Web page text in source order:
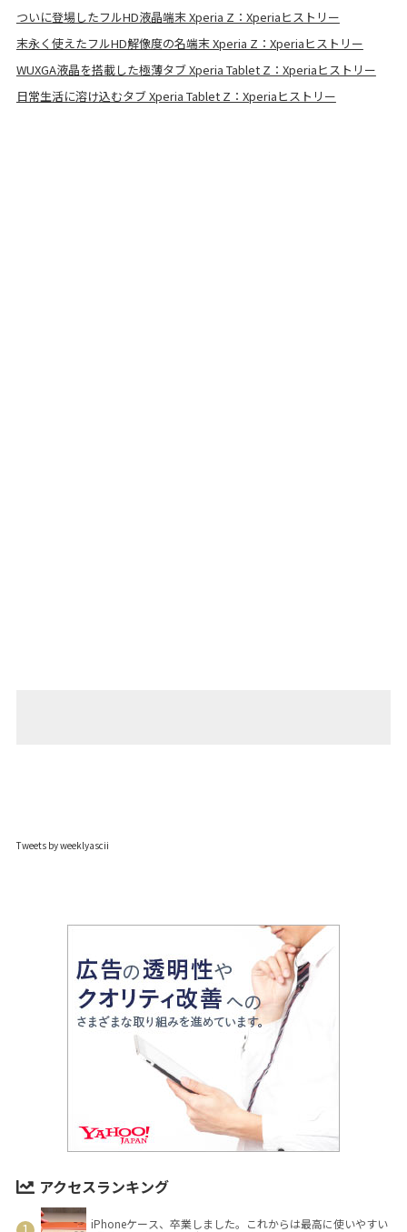
ついに登場したフルHD液晶端末 Xperia Z：Xperiaヒストリー
末永く使えたフルHD解像度の名端末 Xperia Z：Xperiaヒストリー
WUXGA液晶を搭載した極薄タブ Xperia Tablet Z：Xperiaヒストリー
日常生活に溶け込むタブ Xperia Tablet Z：Xperiaヒストリー
Tweets by weeklyascii
アクセスランキング
iPhoneケース、卒業しました。これからは最高に使いやすい